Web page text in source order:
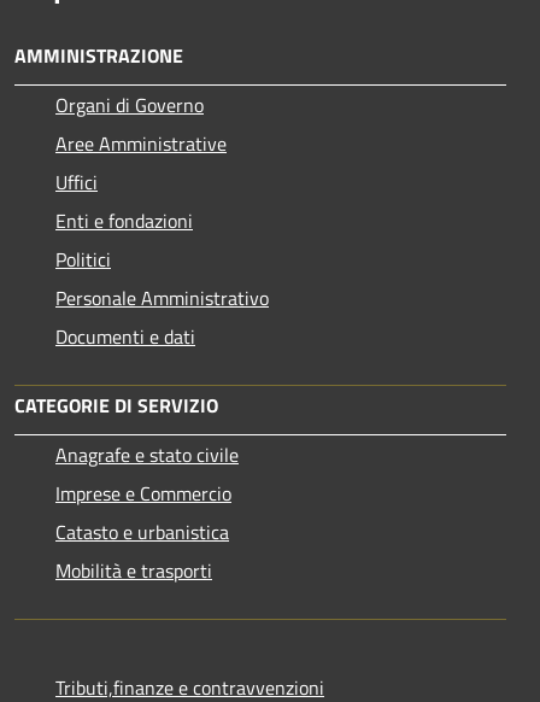
AMMINISTRAZIONE
Organi di Governo
Aree Amministrative
Uffici
Enti e fondazioni
Politici
Personale Amministrativo
Documenti e dati
CATEGORIE DI SERVIZIO
Anagrafe e stato civile
Imprese e Commercio
Catasto e urbanistica
Mobilità e trasporti
Tributi,finanze e contravvenzioni